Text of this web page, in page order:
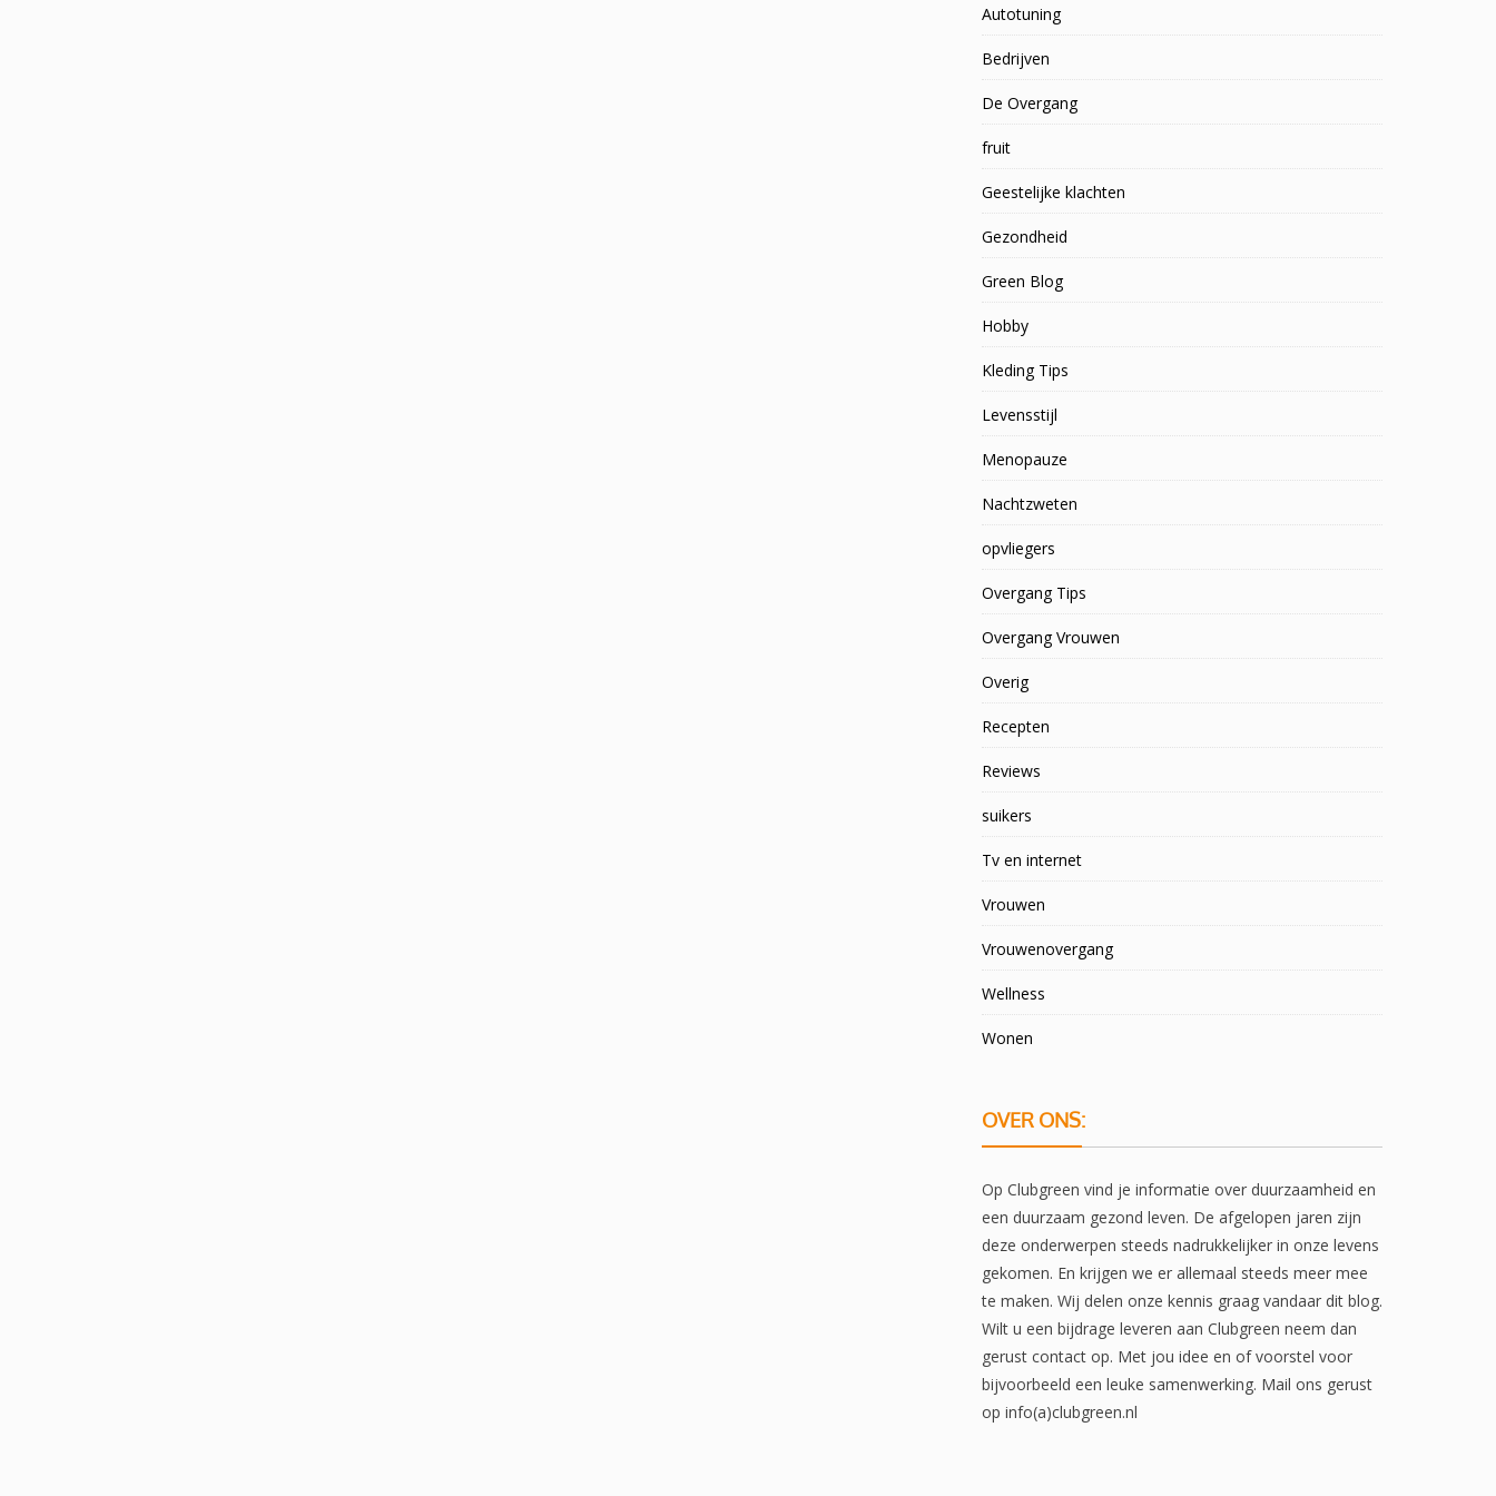
Autotuning
Bedrijven
De Overgang
fruit
Geestelijke klachten
Gezondheid
Green Blog
Hobby
Kleding Tips
Levensstijl
Menopauze
Nachtzweten
opvliegers
Overgang Tips
Overgang Vrouwen
Overig
Recepten
Reviews
suikers
Tv en internet
Vrouwen
Vrouwenovergang
Wellness
Wonen
OVER ONS:
Op Clubgreen vind je informatie over duurzaamheid en
een duurzaam gezond leven. De afgelopen jaren zijn
deze onderwerpen steeds nadrukkelijker in onze levens
gekomen. En krijgen we er allemaal steeds meer mee
te maken. Wij delen onze kennis graag vandaar dit blog.
Wilt u een bijdrage leveren aan Clubgreen neem dan
gerust contact op. Met jou idee en of voorstel voor
bijvoorbeeld een leuke samenwerking. Mail ons gerust
op info(a)clubgreen.nl